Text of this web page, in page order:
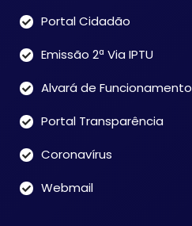
Portal Cidadão
Emissão 2ª Via IPTU
Alvará de Funcionamento
Portal Transparência
Coronavírus
Webmail